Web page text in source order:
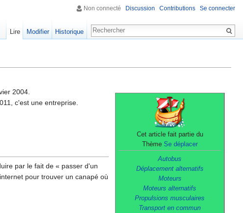
Cet article fait partie du
Thème Se déplacer
Autobus
Déplacement alternatifs
Moteurs
Moteurs alternatifs
Propulsions musculaires
Transport en commun
2004.
c'est une entreprise.
par le fait de « passer d'un
pour trouver un canapé où
Non connecté Discussion Contributions Se connecter
Lire Modifier Historique